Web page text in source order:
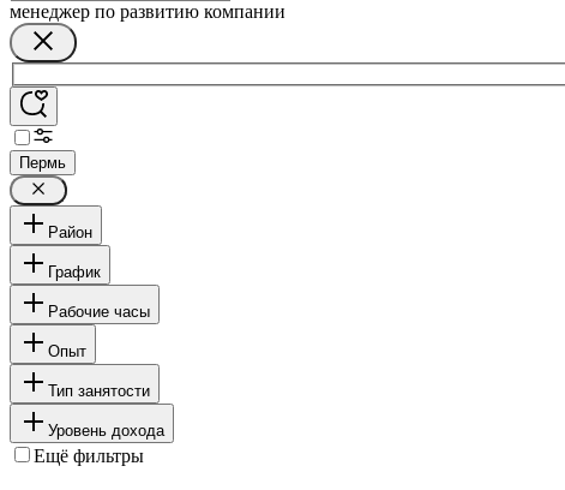
менеджер по развитию компании
Пермь
Район
График
Рабочие часы
Опыт
Тип занятости
Уровень дохода
Ещё фильтры